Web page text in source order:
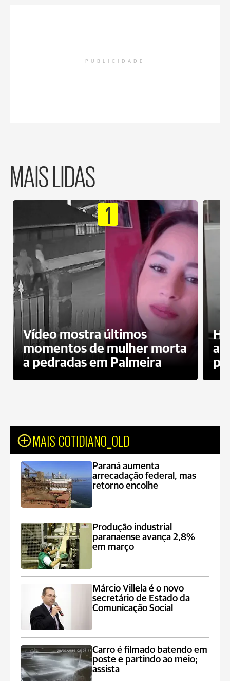
PUBLICIDADE
MAIS LIDAS
1
Vídeo mostra últimos
momentos de mulher morta
a pedradas em Palmeira
MAIS COTIDIANO_OLD
Paraná aumenta
arrecadação federal, mas
retorno encolhe
Produção industrial
paranaense avança 2,8%
em março
Márcio Villela é o novo
secretário de Estado da
Comunicação Social
Carro é filmado batendo em
poste e partindo ao meio;
assista